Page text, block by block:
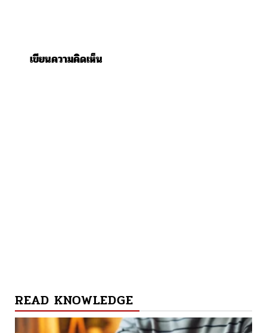
เขียนความคิดเห็น
READ KNOWLEDGE